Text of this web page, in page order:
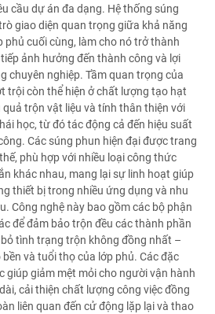
cầu dự án đa dạng. Hệ thống súng
giao diện quan trọng giữa khả năng
phủ cuối cùng, làm cho nó trở thành
ảnh hưởng đến thành công và lợi
chuyên nghiệp. Tầm quan trọng của
trội còn thể hiện ở chất lượng tạo hạt
trộn vật liệu và tính thân thiện với
học, từ đó tác động cả đến hiệu suất
Các súng phun hiện đại được trang
phù hợp với nhiều loại công thức
khác nhau, mang lại sự linh hoạt giúp
thiết bị trong nhiều ứng dụng và nhu
Công nghệ này bao gồm các bộ phận
để đảm bảo trộn đều các thành phần
tình trạng trộn không đồng nhất –
và tuổi thọ của lớp phủ. Các đặc
giúp giảm mệt mỏi cho người vận hành
cải thiện chất lượng công việc đồng
liên quan đến cử động lặp lại và thao